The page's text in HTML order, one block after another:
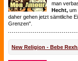
man
Hecht, um
daher gehen jetzt sämtliche
Grenzen".
New Religion - Bebe